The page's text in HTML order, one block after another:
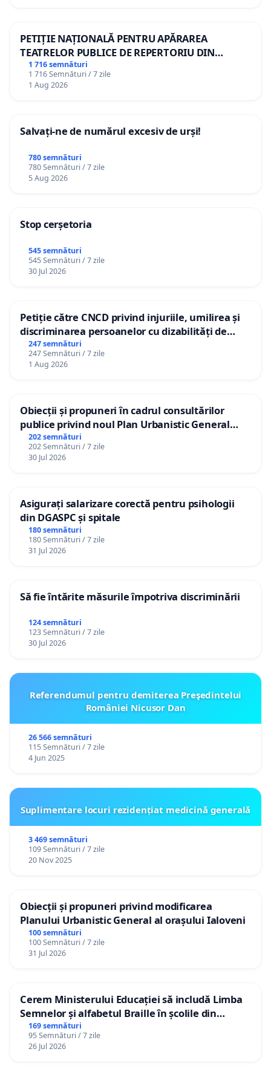
PETIȚIE NAȚIONALĂ PENTRU APĂRAREA
TEATRELOR PUBLICE DE REPERTORIU DIN
ROMÂNIA
1 716 semnături
1 716 Semnături / 7 zile
1 Aug 2026
Salvați-ne de numărul excesiv de urși!
780 semnături
780 Semnături / 7 zile
5 Aug 2026
Stop cerșetoria
545 semnături
545 Semnături / 7 zile
30 Jul 2026
Petiție către CNCD privind injuriile, umilirea și
discriminarea persoanelor cu dizabilități de
către utilizatorul TikTok „Gorici”
247 semnături
247 Semnături / 7 zile
1 Aug 2026
Obiecții și propuneri în cadrul consultărilor
publice privind noul Plan Urbanistic General
(PUG) Ialoveni
202 semnături
202 Semnături / 7 zile
30 Jul 2026
Asigurați salarizare corectă pentru psihologii
din DGASPC și spitale
180 semnături
180 Semnături / 7 zile
31 Jul 2026
Să fie întărite măsurile împotriva discriminării
124 semnături
123 Semnături / 7 zile
30 Jul 2026
Referendumul pentru demiterea Preşedintelui
României Nicusor Dan
26 566 semnături
115 Semnături / 7 zile
4 Jun 2025
Suplimentare locuri rezidențiat medicină generală
3 469 semnături
109 Semnături / 7 zile
20 Nov 2025
Obiecții și propuneri privind modificarea
Planului Urbanistic General al orașului Ialoveni
100 semnături
100 Semnături / 7 zile
31 Jul 2026
Cerem Ministerului Educației să includă Limba
Semnelor și alfabetul Braille în școlile din
Republica Moldova!
169 semnături
95 Semnături / 7 zile
26 Jul 2026